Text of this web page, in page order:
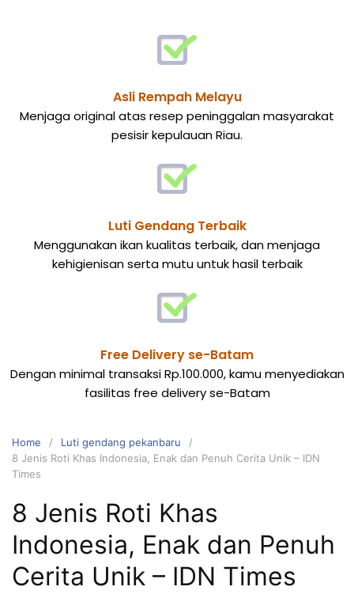
Asli Rempah Melayu
Menjaga original atas resep peninggalan masyarakat
pesisir kepulauan Riau.
Luti Gendang Terbaik
Menggunakan ikan kualitas terbaik, dan menjaga
kehigienisan serta mutu untuk hasil terbaik
Free Delivery se-Batam
Dengan minimal transaksi Rp.100.000, kamu menyediakan
fasilitas free delivery se-Batam
Home
Luti gendang pekanbaru
8 Jenis Roti Khas Indonesia, Enak dan Penuh Cerita Unik – IDN
Times
8 Jenis Roti Khas
Indonesia, Enak dan Penuh
Cerita Unik – IDN Times